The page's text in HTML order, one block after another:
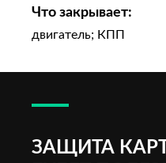
Что закрывает:
двигатель; КПП
ЗАЩИТА